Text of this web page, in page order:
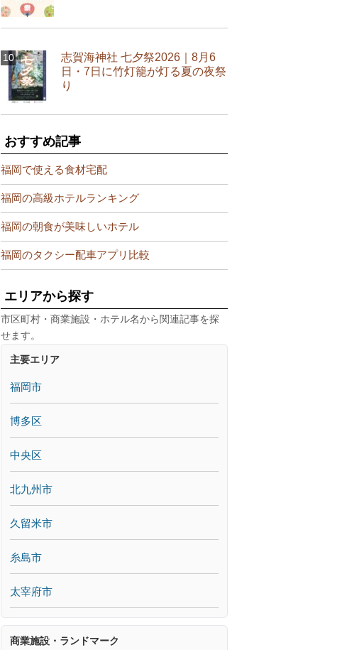
志賀海神社 七夕祭2026｜8月6
日・7日に竹灯籠が灯る夏の夜祭
り
おすすめ記事
福岡で使える食材宅配
福岡の高級ホテルランキング
福岡の朝食が美味しいホテル
福岡のタクシー配車アプリ比較
エリアから探す
市区町村・商業施設・ホテル名から関連記事を探
せます。
主要エリア
福岡市
博多区
中央区
北九州市
久留米市
糸島市
太宰府市
商業施設・ランドマーク